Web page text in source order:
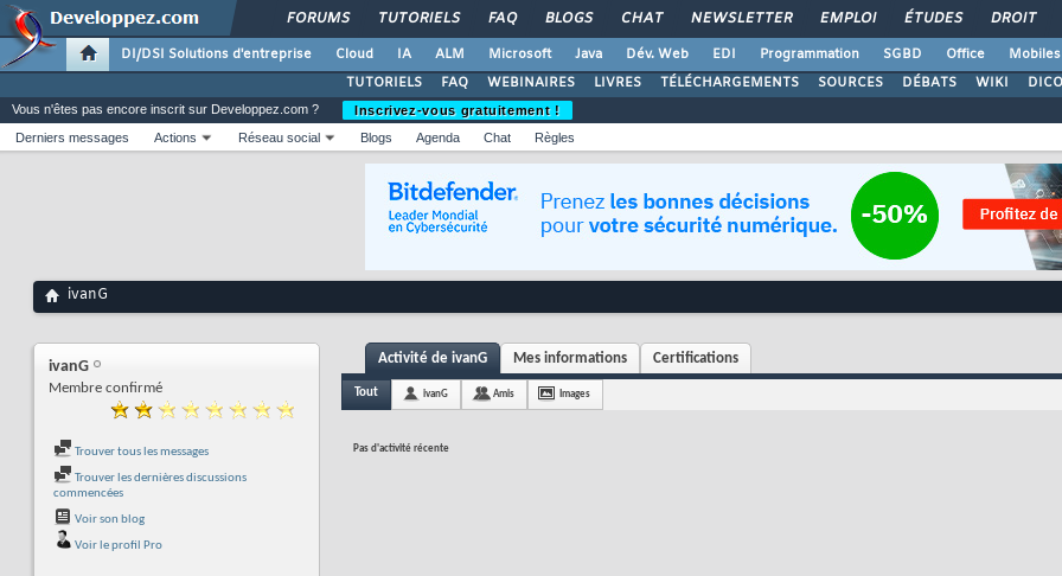
FORUMS TUTORIELS FAQ BLOGS CHAT NEWSLETTER EMPLOI ÉTUDES DROIT
DI/DSI Solutions d'entreprise Cloud IA ALM Microsoft Java Dév. Web EDI Programmation SGBD Office Mobiles
TUTORIELS
FAQ WEBINAIRES LIVRES TÉLÉCHARGEMENTS SOURCES DÉBATS WIKI DICO
Vous n'êtes pas encore inscrit sur Developpez.com ?
Inscrivez-vous gratuitement !
Derniers messages
Actions Réseau social Blogs Agenda Chat Règles
ivanG
ivanG
Membre confirmé
Trouver tous les messages
Trouver les dernières discussions
commencées
Voir son blog
Voir le profil Pro
Activité de ivanG Mes informations Certifications
Tout ivanG Amis Images
Pas d'activité récente